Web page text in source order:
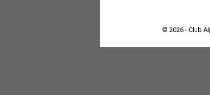
© 2026 - Club